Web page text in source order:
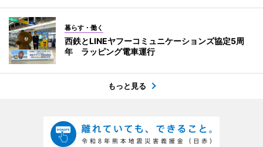
暮らす・働く
西鉄とLINEヤフーコミュニケーションズ協定5周
年 ラッピング電車運行
もっと見る